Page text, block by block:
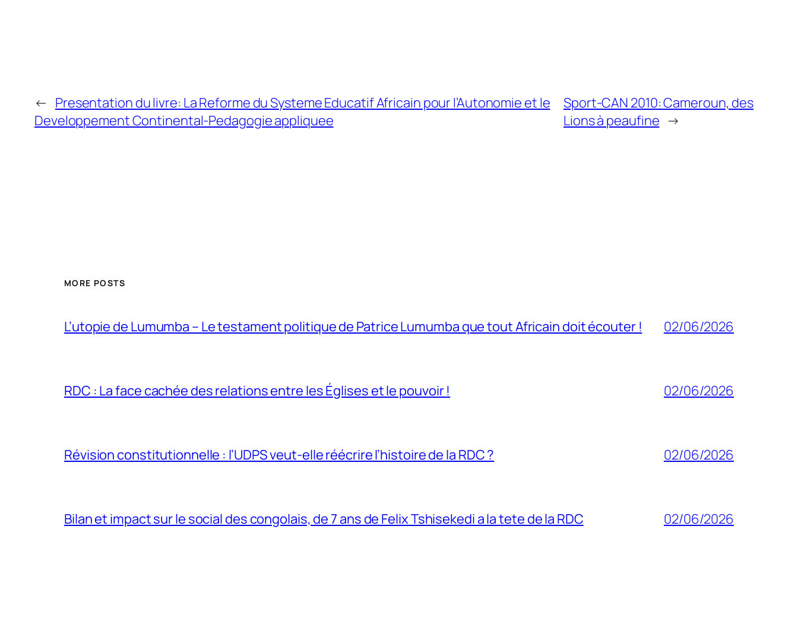
← Presentation du livre: La Reforme du Systeme Educatif Africain pour l’Autonomie et le
Developpement Continental-Pedagogie appliquee
Sport-CAN 2010: Cameroun, des
Lions à peaufine →
MORE POSTS
L’utopie de Lumumba – Le testament politique de Patrice Lumumba que tout Africain doit écouter ! 02/06/2026
RDC : La face cachée des relations entre les Églises et le pouvoir ! 02/06/2026
Révision constitutionnelle : l’UDPS veut-elle réécrire l’histoire de la RDC ? 02/06/2026
Bilan et impact sur le social des congolais, de 7 ans de Felix Tshisekedi a la tete de la RDC 02/06/2026